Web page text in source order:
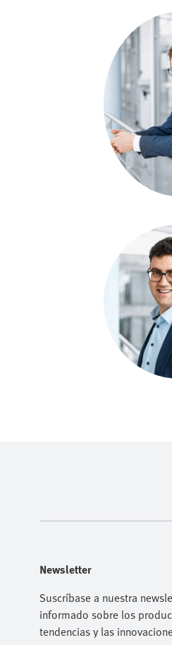
Newsletter
Suscríbase a nuestra
informado sobre los
tendencias y las